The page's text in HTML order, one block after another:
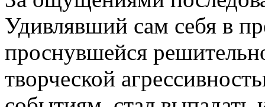
Удивлявший сам себя в
проснувшейся
творческой